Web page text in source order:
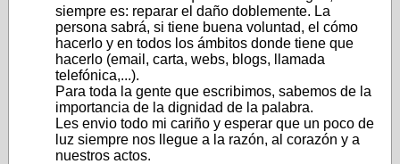
siempre es: reparar el daño doblemente. La
persona sabrá, si tiene buena voluntad, el cómo
hacerlo y en todos los ámbitos donde tiene que
hacerlo (email, carta, webs, blogs, llamada
telefónica,...).
Para toda la gente que escribimos, sabemos de la
importancia de la dignidad de la palabra.
Les envio todo mi cariño y esperar que un poco de
luz siempre nos llegue a la razón, al corazón y a
nuestros actos.